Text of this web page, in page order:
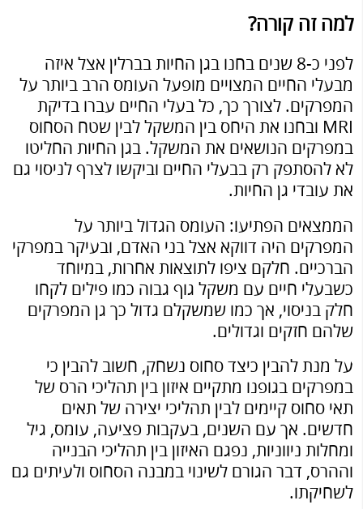
למה זה קורה?
לפני כ-8 שנים בחנו בגן החיות בברלין אצל איזה
מבעלי החיים המצויים מופעל העומס הרב ביותר על
המפרקים. לצורך כך, כל בעלי החיים עברו בדיקת
MRI ובחנו את היחס בין המשקל לבין שטח הסחוס
במפרקים הנושאים את המשקל. בגן החיות החליטו
לא להסתפק רק בבעלי החיים וביקשו לצרף לניסוי גם
את עובדי גן החיות.
הממצאים הפתיעו: העומס הגדול ביותר על
המפרקים היה דווקא אצל בני האדם, ובעיקר במפרקי
הברכיים. חלקם ציפו לתוצאות אחרות, במיוחד
כשבעלי חיים עם משקל גוף גבוה כמו פילים לקחו
חלק בניסוי, אך כמו שמשקלם גדול כך גן המפרקים
שלהם חזקים וגדולים.
על מנת להבין כיצד סחוס נשחק, חשוב להבין כי
במפרקים בגופנו מתקיים איזון בין תהליכי הרס של
תאי סחוס קיימים לבין תהליכי יצירה של תאים
חדשים. אך עם השנים, בעקבות פציעה, עומס, גיל
ומחלות ניווניות, נפגם האיזון בין תהליכי הבנייה
וההרס, דבר הגורם לשינוי במבנה הסחוס ולעיתים גם
לשחיקתו.